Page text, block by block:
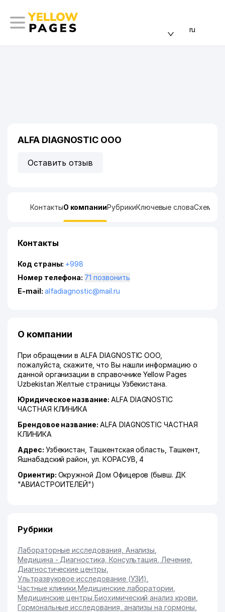
ru
ALFA DIAGNOSTIC ООО
Оставить отзыв
КонтактыО компанииРубрикиКлючевые словаСхема
Контакты
Код страны: +998
Номер телефона:
71 позвонить
E-mail: alfadiagnostic@mail.ru
О компании
При обращении в ALFA DIAGNOSTIC ООО,
пожалуйста, скажите, что Вы нашли информацию о
данной организации в справочнике Yellow Pages
Uzbekistan Желтые страницы Узбекистана.
Юридическое название: ALFA DIAGNOSTIC
ЧАСТНАЯ КЛИНИКА
Брендовое название: ALFA DIAGNOSTIC ЧАСТНАЯ
КЛИНИКА
Адрес: Узбекистан, Ташкентская область Ташкент,
Яшнабадский район ,ул. КОРАСУВ , 4
Ориентир: Окружной Дом Офицеров (бывш. ДК
"АВИАСТРОИТЕЛЕЙ")
Рубрики
Лабораторные исследования, Анализы
Медицина - Диагностика, Консультация, Лечение,
Диагностические центры
Ультразвуковое исследование (УЗИ)
Частные клиники ,Медицинские лаборатории
Медицинские центры ,Биохимический анализ крови
Гормональные исследования, анализы на гормоны